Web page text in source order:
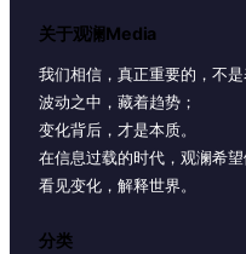
关于观澜Media
我们相信，真正重要的，不
波动之中，藏着趋势；
变化背后，才是本质。
在信息过载的时代，观澜希望
看见变化，解释世界。
分类